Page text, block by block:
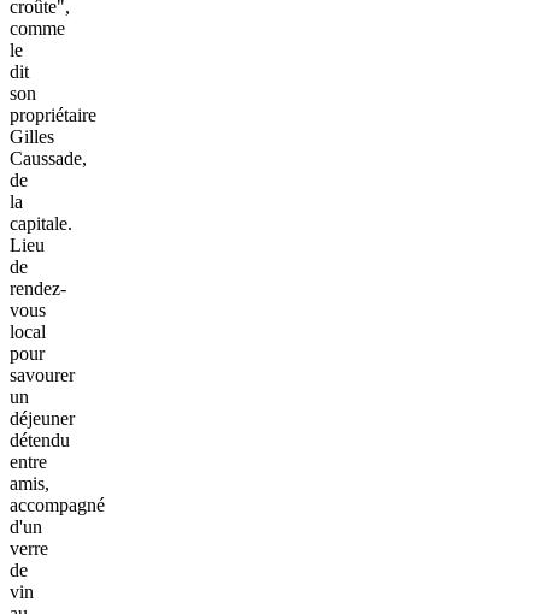
croûte",
comme
le
dit
son
propriétaire
Gilles
Caussade,
de
la
capitale.
Lieu
de
rendez-
vous
local
pour
savourer
un
déjeuner
détendu
entre
amis,
accompagné
d'un
verre
de
vin